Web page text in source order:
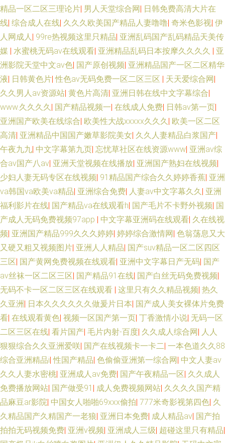
精品一区二区三理论片| 男人天堂综合网| 日韩免费高清大片在
线| 综合成人在线| 久久久欧美国产精品人妻噜噜| 奇米色影视| 伊
人网成人 | 99re热视频这里只精品| 亚洲乱码国产乱码精品天美传
媒 | 水蜜桃无码av在线观看| 亚洲精品乱码日本按摩久久久久 | 亚
洲影院天堂中文av色| 国产原创视频| 亚洲精品国产一区二区精华
液| 日韩黄色片|性色av无码免费一区二区三区 | 天天爱综合网|
久久男人av资源站| 黄色片高清| 亚洲日韩在线中文字幕综合|
www.久久久久| 国产精品视频一| 在线成人免费| 日韩av第一页|
亚洲国产欧美在线综合| 欧美性大战xxxxx久久久| 欧美一区二区
高清| 亚洲精品中国国产嫩草影院美女| 久久人妻精品白浆国产|
午夜九九| 中文字幕第九页| 忘忧草社区在线资源www| 亚洲aⅴ综
合av国产八av| 亚洲天堂视频在线播放| 亚洲国产熟妇在线视频|
少妇人妻无码专区在线视频| 91精品国产综合久久婷婷香蕉| 亚洲
va韩国va欧美va精品| 亚洲综合免费| 人妻av中文字幕久久| 亚洲
福利影片在线| 国产精品va在线观看h| 国产毛片不卡野外视频| 国
产成人无码免费视频97app | 中文字幕亚洲码在线观看| 久在线视
频| 亚洲国产精品999久久久婷婷| 婷婷综合激情网| 色翁荡息又大
又硬又粗又视频图片| 亚洲人人精品| 国产suv精品一区二区四区
三区| 国产黄网免费视频在线观看| 亚洲中文字幕日产无码| 国产
av丝袜一区二区三区| 国产精品91在线| 国产白丝无码免费视频|
无码不卡一区二区三区在线观看 | 这里只有久久精品视频| 热久
久亚洲 | 日本久久久久久久做爰片日本| 国产成人美女裸体片免费
看| 在线观看黄色| 视频一区国产第一页| 丁香激情小说| 无码一区
二区三区在线| 看片国产| 毛片内射-百度| 久久成人综合网| 人人
狠狠综合久久亚洲爱咲| 国产在线视频卡一卡二| 一本色道久久88
综合亚洲精品ⅰ|性国产精品| 色偷偷亚洲第一综合网| 中文人妻av
久久人妻水密桃| 亚洲成人av免费| 国产午夜精品一区| 久久成人
免费播放网站| 国产做受91 | 成人免费视频网站| 久久久久国产精
品麻豆ar影院| 中国女人啪啪69xxⅹ偷拍| 777米奇影视第四色| 久
久精品国产久精国产一老狼| 亚洲日本免费| 成人精品av| 国产拍
拍拍无码视频免费| 亚洲v视频| 亚洲成人三级| 超碰这里只有精品|